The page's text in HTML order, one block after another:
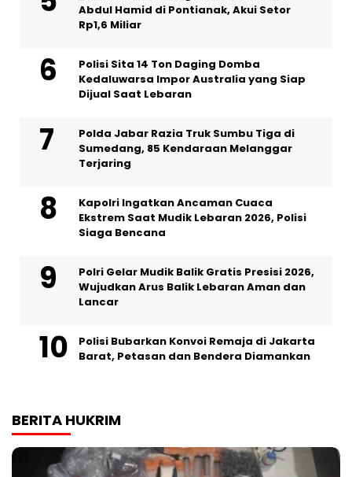
Abdul Hamid di Pontianak, Akui Setor
Rp1,6 Miliar
Polisi Sita 14 Ton Daging Domba
Kedaluwarsa Impor Australia yang Siap
Dijual Saat Lebaran
Polda Jabar Razia Truk Sumbu Tiga di
Sumedang, 85 Kendaraan Melanggar
Terjaring
Kapolri Ingatkan Ancaman Cuaca
Ekstrem Saat Mudik Lebaran 2026, Polisi
Siaga Bencana
Polri Gelar Mudik Balik Gratis Presisi 2026,
Wujudkan Arus Balik Lebaran Aman dan
Lancar
Polisi Bubarkan Konvoi Remaja di Jakarta
Barat, Petasan dan Bendera Diamankan
BERITA HUKRIM